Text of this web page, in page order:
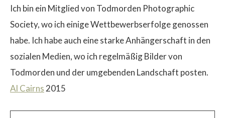
Ich bin ein Mitglied von Todmorden Photographic
Society, wo ich einige Wettbewerbserfolge genossen
habe. Ich habe auch eine starke Anhängerschaft in den
sozialen Medien, wo ich regelmäßig Bilder von
Todmorden und der umgebenden Landschaft posten.
Al Cairns 2015